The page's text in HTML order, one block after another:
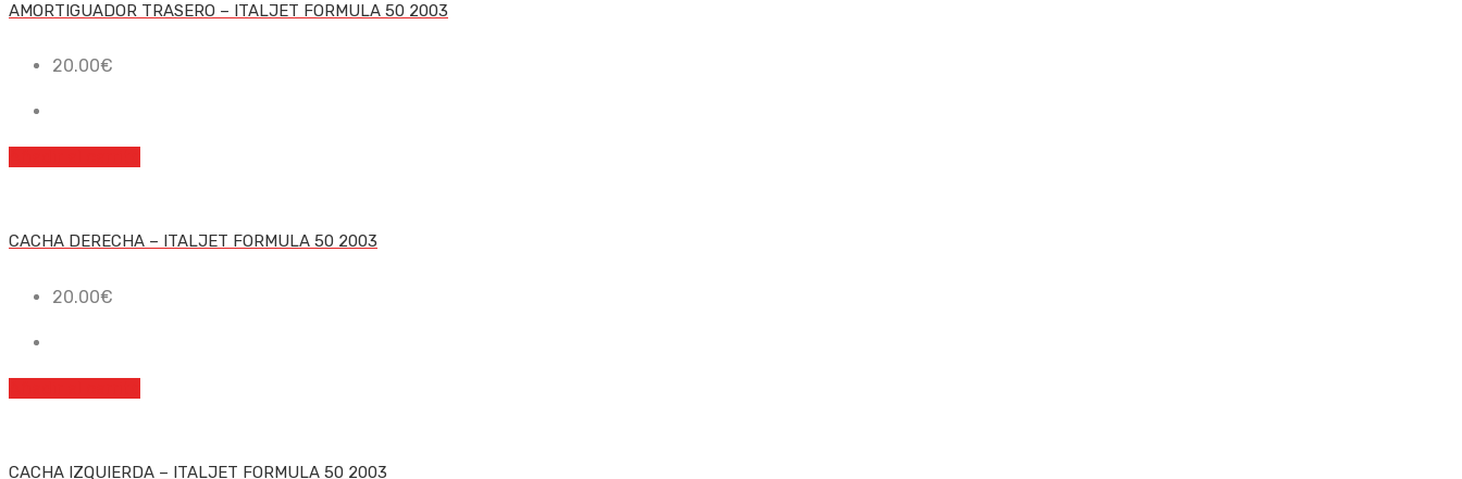
AMORTIGUADOR TRASERO – ITALJET FORMULA 50 2003
20.00€
CACHA DERECHA – ITALJET FORMULA 50 2003
20.00€
CACHA IZQUIERDA – ITALJET FORMULA 50 2003